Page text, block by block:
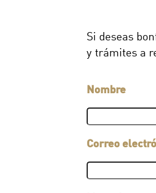
Si deseas
y trámites a
Nombre
Correo